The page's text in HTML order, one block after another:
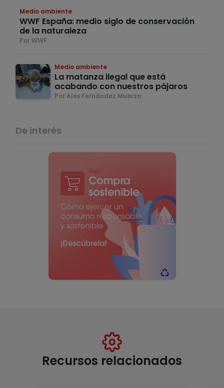
Medio ambiente
WWF España: medio siglo de conservación
de la naturaleza
Por WWF
Medio ambiente
La matanza ilegal que está
acabando con nuestros pájaros
Por Alex Fernández Muerza
De interés
Recursos relacionados